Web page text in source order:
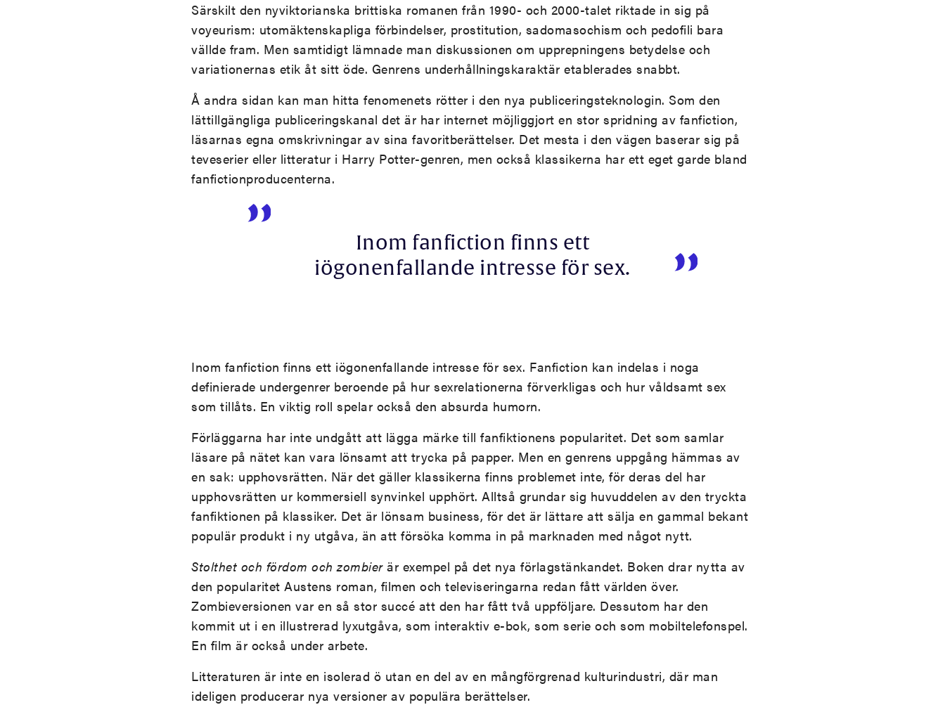
Särskilt den nyviktorianska brittiska romanen från 1990- och 2000-talet riktade in sig på
voyeurism: utomäktenskapliga förbindelser, prostitution, sadomasochism och pedofili bara
vällde fram. Men samtidigt lämnade man diskussionen om upprepningens betydelse och
variationernas etik åt sitt öde. Genrens underhållningskaraktär etablerades snabbt.
Å andra sidan kan man hitta fenomenets rötter i den nya publiceringsteknologin. Som den
lättillgängliga publiceringskanal det är har internet möjliggjort en stor spridning av fanfiction,
läsarnas egna omskrivningar av sina favoritberättelser. Det mesta i den vägen baserar sig på
teveserier eller litteratur i Harry Potter-genren, men också klassikerna har ett eget garde bland
fanfictionproducenterna.
Inom fanfiction finns ett
iögonenfallande intresse för sex.
Inom fanfiction finns ett iögonenfallande intresse för sex. Fanfiction kan indelas i noga
definierade undergenrer beroende på hur sexrelationerna förverkligas och hur våldsamt sex
som tillåts. En viktig roll spelar också den absurda humorn.
Förläggarna har inte undgått att lägga märke till fanfiktionens popularitet. Det som samlar
läsare på nätet kan vara lönsamt att trycka på papper. Men en genrens uppgång hämmas av
en sak: upphovsrätten. När det gäller klassikerna finns problemet inte, för deras del har
upphovsrätten ur kommersiell synvinkel upphört. Alltså grundar sig huvuddelen av den tryckta
fanfiktionen på klassiker. Det är lönsam business, för det är lättare att sälja en gammal bekant
populär produkt i ny utgåva, än att försöka komma in på marknaden med något nytt.
Stolthet och fördom och zombierär exempel på det nya förlagstänkandet. Boken drar nytta av
den popularitet Austens roman, filmen och televiseringarna redan fått världen över.
Zombieversionen var en så stor succé att den har fått två uppföljare. Dessutom har den
kommit ut i en illustrerad lyxutgåva, som interaktiv e-bok, som serie och som mobiltelefonspel.
En film är också under arbete.
Litteraturen är inte en isolerad ö utan en del av en mångförgrenad kulturindustri, där man
ideligen producerar nya versioner av populära berättelser.